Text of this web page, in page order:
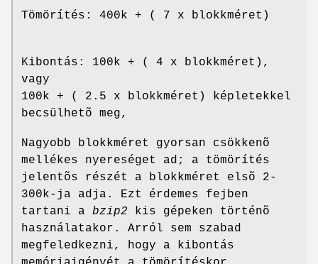
Tömörítés: 400k + ( 7 x blokkméret)
Kibontás: 100k + ( 4 x blokkméret),
vagy
100k + ( 2.5 x blokkméret) képletekkel
becsülhetõ meg,
Nagyobb blokkméret gyorsan csökkenõ
mellékes nyereséget ad; a tömörítés
jelentõs részét a blokkméret elsõ 2-
300k-ja adja. Ezt érdemes fejben
tartani a bzip2 kis gépeken történõ
használatakor. Arról sem szabad
megfeledkezni, hogy a kibontás